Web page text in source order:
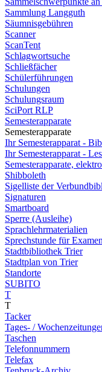
Sammlung Langguth
Säumnisgebühren
Scanner
ScanTent
Schlagwortsuche
Schließfächer
Schülerführungen
Schulungen
Schulungsraum
SciPort RLP
Semesterapparate
Semesterapparate
Ihr Semesterapparat -
Ihr Semesterapparat -
Semesterapparate,
Shibboleth
Sigelliste der
Signaturen
Smartboard
Sperre (Ausleihe)
Sprachlehrmaterialien
Sprechstunde für
Stadtbibliothek Trier
Stadtplan von Trier
Standorte
SUBITO
T
T
Tacker
Tages- /
Taschen
Telefonnummern
Telefax